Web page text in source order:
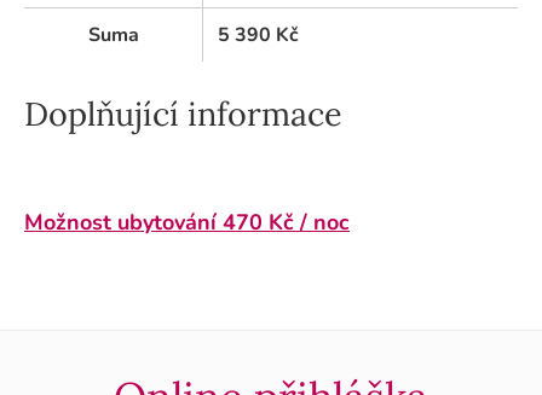
Suma 5 390 Kč
Doplňující informace
Možnost ubytování 470 Kč / noc